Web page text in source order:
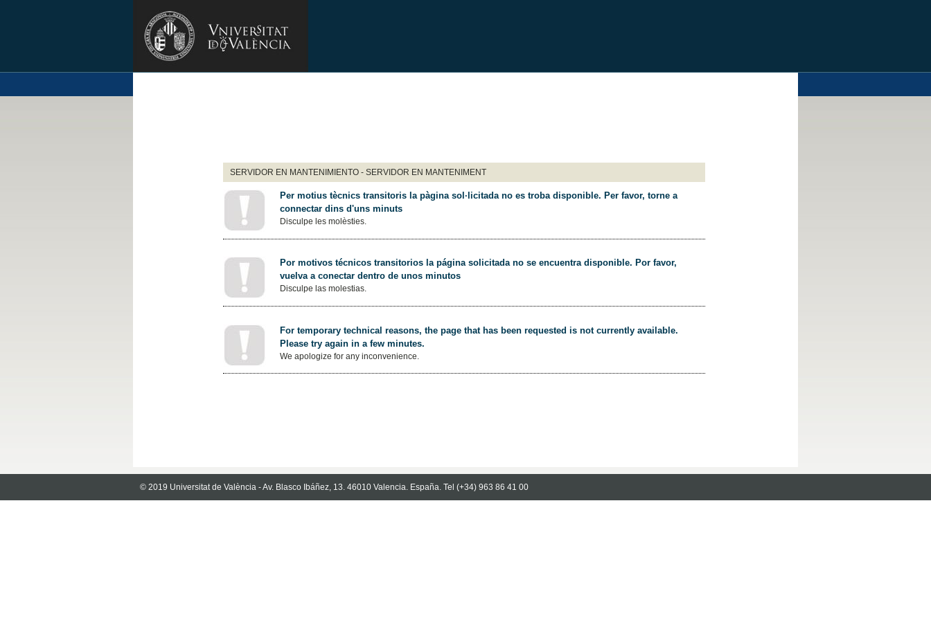
SERVIDOR EN MANTENIMIENTO - SERVIDOR EN MANTENIMENT
Per motius tècnics transitoris la pàgina sol·licitada no es troba disponible. Per favor, torne a
connectar dins d'uns minuts
Disculpe les molèsties.
Por motivos técnicos transitorios la página solicitada no se encuentra disponible. Por favor,
vuelva a conectar dentro de unos minutos
Disculpe las molestias.
For temporary technical reasons, the page that has been requested is not currently available.
Please try again in a few minutes.
We apologize for any inconvenience.
© 2019 Universitat de València - Av. Blasco Ibáñez, 13. 46010 Valencia. España. Tel (+34) 963 86 41 00